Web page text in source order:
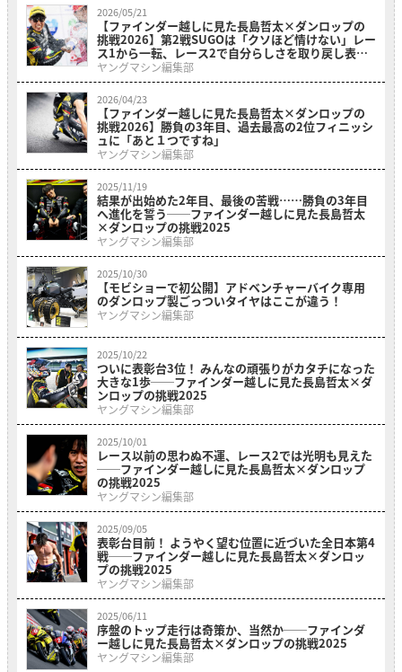
2026/05/21
【ファインダー越しに見た長島哲太×ダンロップの
挑戦2026】第2戦SUGOは「クソほど情けない」レー
ス1から一転、レース2で自分らしさを取り戻し表彰
台に
ヤングマシン編集部
2026/04/23
【ファインダー越しに見た長島哲太×ダンロップの
挑戦2026】勝負の3年目、過去最高の2位フィニッシ
ュに「あと１つですね」
ヤングマシン編集部
2025/11/19
結果が出始めた2年目、最後の苦戦……勝負の3年目
へ進化を誓う──ファインダー越しに見た長島哲太
×ダンロップの挑戦2025
ヤングマシン編集部
2025/10/30
【モビショーで初公開】アドベンチャーバイク専用
のダンロップ製ごっついタイヤはここが違う！
ヤングマシン編集部
2025/10/22
ついに表彰台3位！ みんなの頑張りがカタチになった
大きな1歩──ファインダー越しに見た長島哲太×ダ
ンロップの挑戦2025
ヤングマシン編集部
2025/10/01
レース以前の思わぬ不運、レース2では光明も見えた
──ファインダー越しに見た長島哲太×ダンロップ
の挑戦2025
ヤングマシン編集部
2025/09/05
表彰台目前！ ようやく望む位置に近づいた全日本第4
戦──ファインダー越しに見た長島哲太×ダンロッ
プの挑戦2025
ヤングマシン編集部
2025/06/11
序盤のトップ走行は奇策か、当然か──ファインダ
ー越しに見た長島哲太×ダンロップの挑戦2025
ヤングマシン編集部